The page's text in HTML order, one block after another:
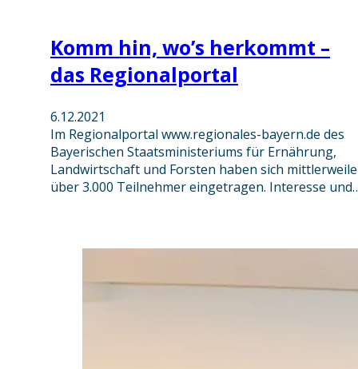
Komm hin, wo’s herkommt –
das Regionalportal
6.12.2021
Im Regionalportal www.regionales-bayern.de des
Bayerischen Staatsministeriums für Ernährung,
Landwirtschaft und Forsten haben sich mittlerweile
über 3.000 Teilnehmer eingetragen. Interesse